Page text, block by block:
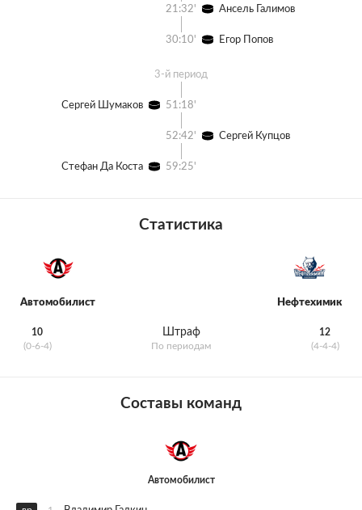
Ансель Галимов
21:32'
Егор Попов
30:10'
3-й период
Сергей Шумаков 51:18'
Сергей Купцов
52:42'
Стефан Да Коста 59:25'
Статистика
Автомобилист Нефтехимик
10
(0-6-4)
Штраф
По периодам
12
(4-4-4)
Составы команд
Автомобилист